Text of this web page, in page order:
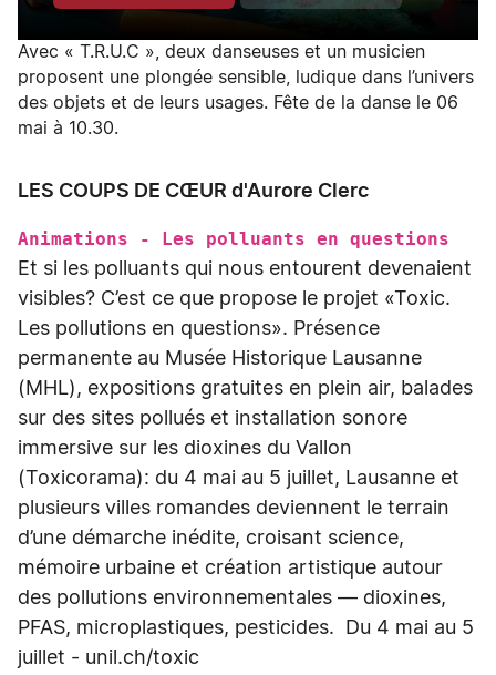
Avec « T.R.U.C », deux danseuses et un musicien
proposent une plongée sensible, ludique dans l’univers
des objets et de leurs usages. Fête de la danse le 06
mai à 10.30.
LES COUPS DE CŒUR d'Aurore Clerc
Animations - Les polluants en questions
Et si les polluants qui nous entourent devenaient
visibles? C’est ce que propose le projet «Toxic.
Les pollutions en questions». Présence
permanente au Musée Historique Lausanne
(MHL), expositions gratuites en plein air, balades
sur des sites pollués et installation sonore
immersive sur les dioxines du Vallon
(Toxicorama): du 4 mai au 5 juillet, Lausanne et
plusieurs villes romandes deviennent le terrain
d’une démarche inédite, croisant science,
mémoire urbaine et création artistique autour
des pollutions environnementales — dioxines,
PFAS, microplastiques, pesticides. Du 4 mai au 5
juillet - unil.ch/toxic